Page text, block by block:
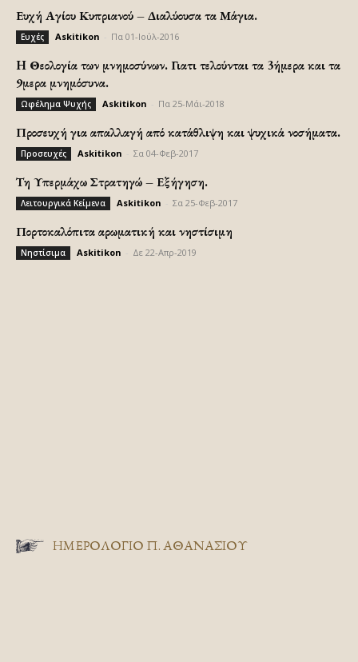
Ευχή Αγίου Κυπριανού – Διαλύουσα τα Μάγια.
Ευχές Askitikon Πα 01-Ιούλ-2016
H Θεολογία των μνημοσύνων. Γιατι τελούνται τα 3ήμερα και τα
9μερα μνημόσυνα.
Ωφέλημα Ψυχής Askitikon Πα 25-Μάι-2018
Προσευχή για απαλλαγή από κατάθλιψη και ψυχικά νοσήματα.
Προσευχές Askitikon Σα 04-Φεβ-2017
Τη Υπερμάχω Στρατηγώ – Εξήγηση.
Λειτουργικά Κείμενα Askitikon Σα 25-Φεβ-2017
Πορτοκαλόπιτα αρωματική και νηστίσιμη
Νηστίσιμα Askitikon Δε 22-Απρ-2019
ΗΜΕΡΟΛΟΓΙΟ Π. ΑΘΑΝΑΣΙΟΥ